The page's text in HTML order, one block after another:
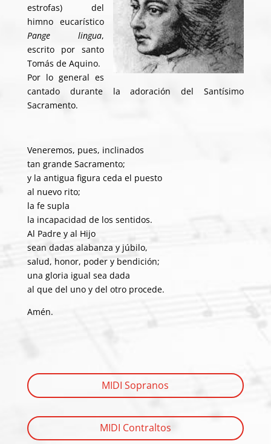
estrofas) del
himno eucarístico
Pange lingua,
escrito por santo
Tomás de Aquino.
Por lo general es
cantado durante la adoración del Santísimo
Sacramento.
Veneremos, pues, inclinados
tan grande Sacramento;
y la antigua figura ceda el puesto
al nuevo rito;
la fe supla
la incapacidad de los sentidos.
Al Padre y al Hijo
sean dadas alabanza y júbilo,
salud, honor, poder y bendición;
una gloria igual sea dada
al que del uno y del otro procede.
Amén.
MIDI Sopranos
MIDI Contraltos